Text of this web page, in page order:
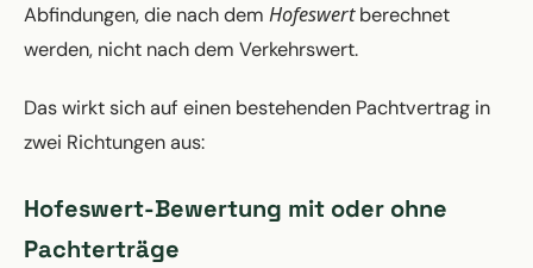
Abfindungen, die nach dem Hofeswertberechnet
werden, nicht nach dem Verkehrswert.
Das wirkt sich auf einen bestehenden Pachtvertrag in
zwei Richtungen aus:
Hofeswert-Bewertung mit oder ohne
Pachterträge